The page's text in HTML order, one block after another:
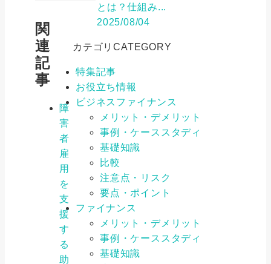
関
連
記
事
障
害
者
雇
用
を
支
援
す
る
助
とは？仕組み...
2025/08/04
カテゴリCATEGORY
特集記事
お役立ち情報
ビジネスファイナンス
メリット・デメリット
事例・ケーススタディ
基礎知識
比較
注意点・リスク
要点・ポイント
ファイナンス
メリット・デメリット
事例・ケーススタディ
基礎知識